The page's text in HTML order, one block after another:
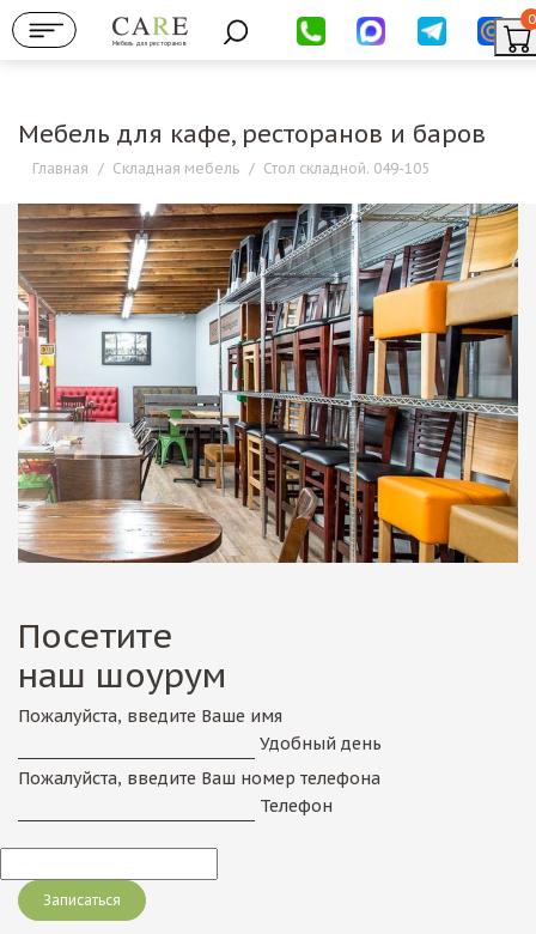
Мебель для ресторанов
0
Мебель для кафе, ресторанов и баров
Главная / Складная мебель / Стол складной. 049-105
Посетите
наш шоурум
Пожалуйста, введите Ваше имя
Удобный день
Пожалуйста, введите Ваш номер телефона
Телефон